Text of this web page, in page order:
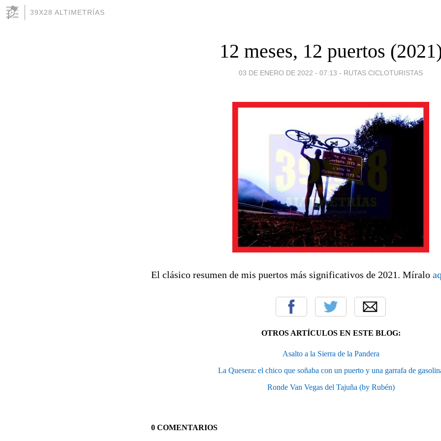
39X28 ALTIMETRÍAS
12 meses, 12 puertos
03 DE ENERO DE 2022 - 07:13 - RUTAS CICLOTURISTAS
El clásico resumen de mis puertos más significativos de 2021. Míralo
OTROS ARTÍCULOS EN ESTE BLOG:
Asalto a la Sierra de la Pandera
La Quesera: el chico que soñaba con un puerto y una garrafa de
Ronde Van Vegas del Tajuña (by Rubén)
0 COMENTARIOS